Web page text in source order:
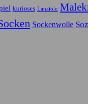
kurioses Lanaiolo
Sockenwolle